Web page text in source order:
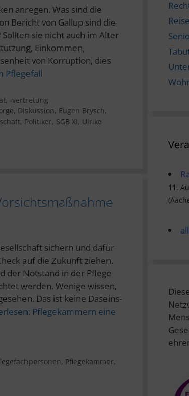
anregen. Was sind die
Bericht von Gallup sind die
sie nicht auch im Alter
Einkommen,
von Korruption, dies
Pflegefall
-vertretung
, Diskussion, Eugen Brysch,
, Politiker, SGB XI, Ulrike
sichern und dafür
auf die Zukunft ziehen.
der Notstand in der Pflege
werden. Wenige wissen,
Das ist keine Daseins-
Pflegekammern eine
, Pflegekammer,
11.